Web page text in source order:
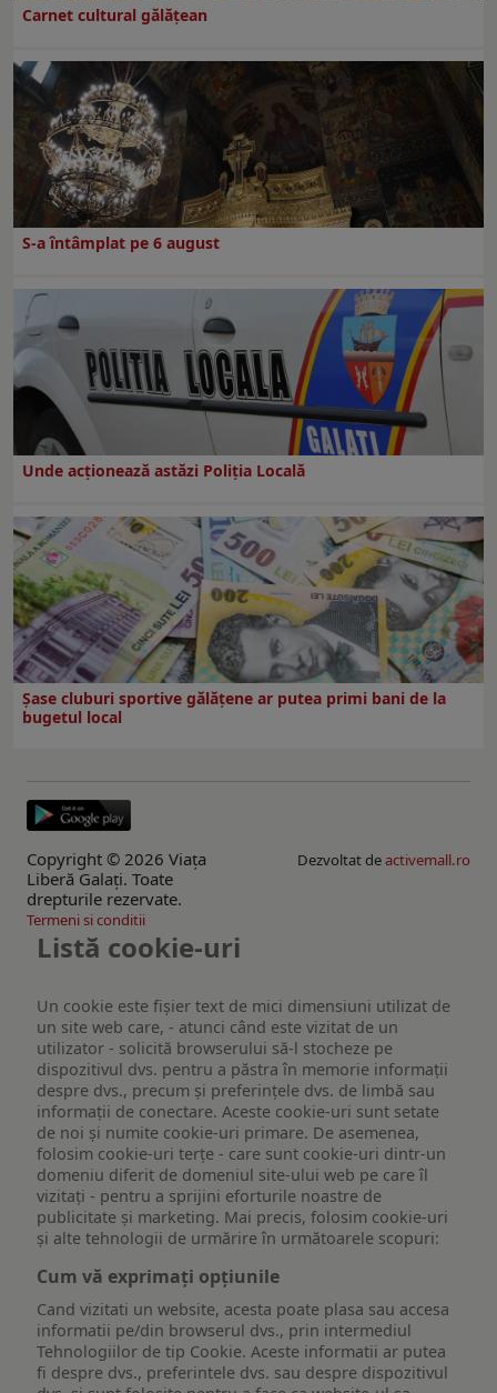
Carnet cultural gălăţean
S-a întâmplat pe 6 august
Unde acționează astăzi Poliția Locală
Şase cluburi sportive gălăţene ar putea primi bani de la
bugetul local
Copyright © 2026 Viaţa
Liberă Galaţi. Toate
drepturile rezervate.
Dezvoltat deactivemall.ro
Termeni si conditii
Listă cookie-uri
Un cookie este fişier text de mici dimensiuni utilizat de
un site web care, - atunci când este vizitat de un
utilizator - solicită browserului să-l stocheze pe
dispozitivul dvs. pentru a păstra în memorie informații
despre dvs., precum și preferințele dvs. de limbă sau
informații de conectare. Aceste cookie-uri sunt setate
de noi și numite cookie-uri primare. De asemenea,
folosim cookie-uri terțe - care sunt cookie-uri dintr-un
domeniu diferit de domeniul site-ului web pe care îl
vizitați - pentru a sprijini eforturile noastre de
publicitate și marketing. Mai precis, folosim cookie-uri
și alte tehnologii de urmărire în următoarele scopuri:
Cum vă exprimați opțiunile
Cand vizitati un website, acesta poate plasa sau accesa
informatii pe/din browserul dvs., prin intermediul
Tehnologiilor de tip Cookie. Aceste informatii ar putea
fi despre dvs., preferintele dvs. sau despre dispozitivul